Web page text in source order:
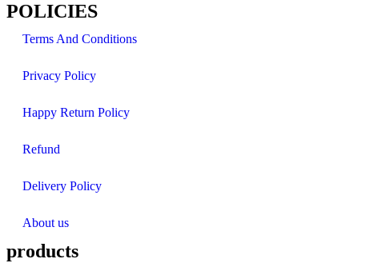
POLICIES
Terms And Conditions
Privacy Policy
Happy Return Policy
Refund
Delivery Policy
About us
products